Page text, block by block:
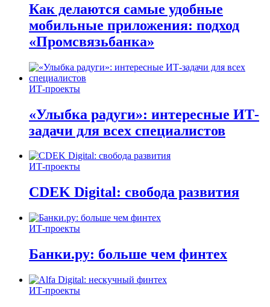
Как делаются самые удобные
мобильные приложения: подход
«Промсвязьбанка»
ИТ-проекты
«Улыбка радуги»: интересные ИТ-
задачи для всех специалистов
ИТ-проекты
CDEK Digital: свобода развития
ИТ-проекты
Банки.ру: больше чем финтех
ИТ-проекты